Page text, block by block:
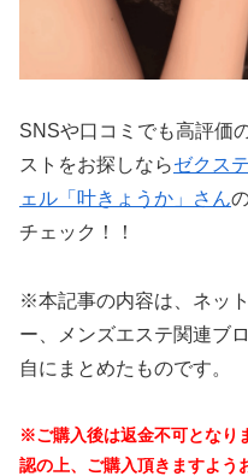
SNSや口コミでも高評価
ストをお探しならゼクス
ェル「叶きょうか」さん
チェック！！
※本記事の内容は、ネッ
ー、メンズエステ関連ブ
自にまとめたものです。
※ご購入後は返金不可となり
認の上、ご購入頂きますよう